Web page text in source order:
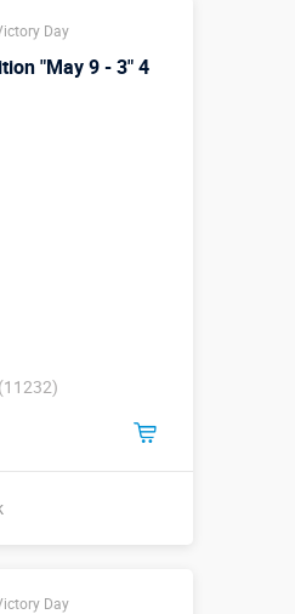
Day
"May 9 - 3" 4
(11232)
Day